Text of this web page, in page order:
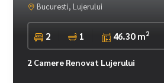
Bucuresti, Lujerului
2 1 46.30 m2
2 Camere Renovat Lujerului